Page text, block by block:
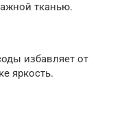
тканью.
избавляет от
яркость.